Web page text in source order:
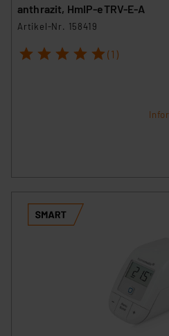
anthrazit, HmIP-eTRV-E-A
Artikel-Nr. 158419
1 2 3 4 5 (1)